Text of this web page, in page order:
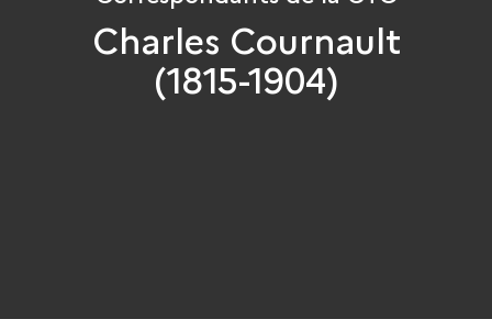
COLLECTION
Charles Cournault
(1815-1904)